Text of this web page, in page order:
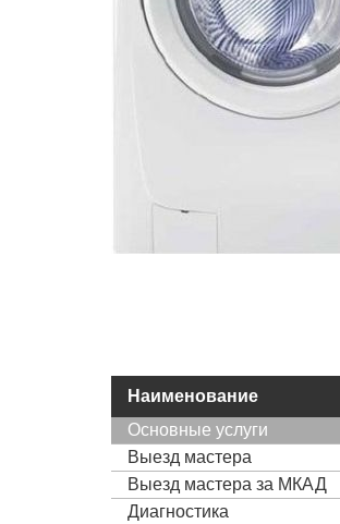
Наименование
Основные услуги
Выезд мастера
Выезд мастера за МКАД
Диагностика